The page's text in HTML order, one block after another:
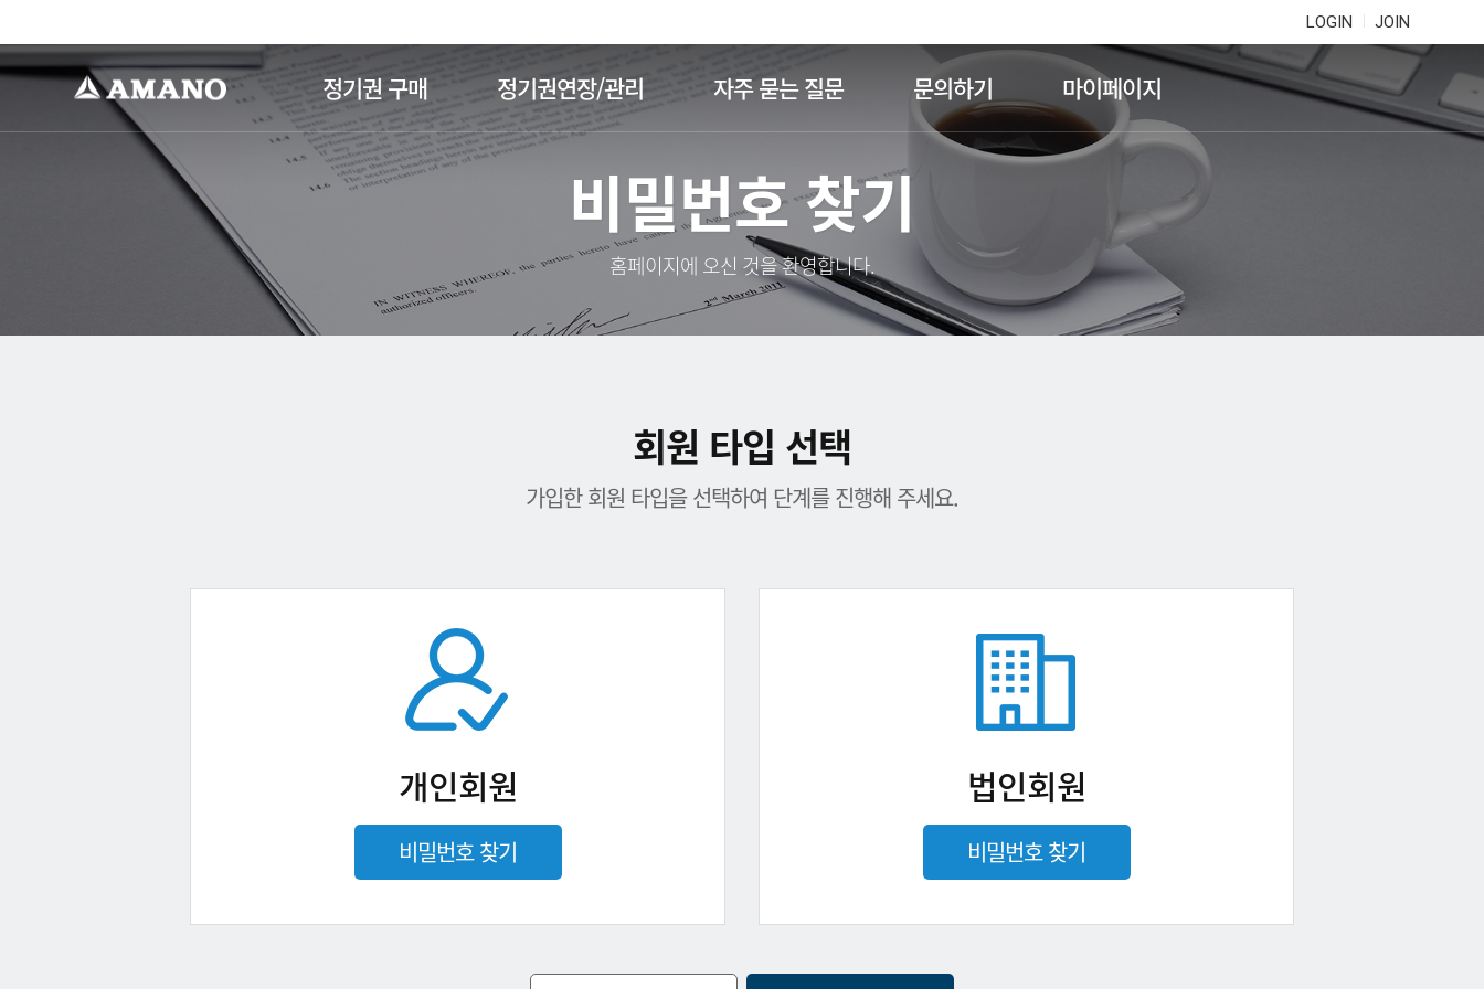
LOGIN JOIN
정기권 구매 정기권연장/관리 자주 묻는 질문 문의하기 마이페이지
비밀번호 찾기
홈페이지에 오신 것을 환영합니다.
회원 타입 선택
가입한 회원 타입을 선택하여 단계를 진행해 주세요.
개인회원
비밀번호 찾기
법인회원
비밀번호 찾기